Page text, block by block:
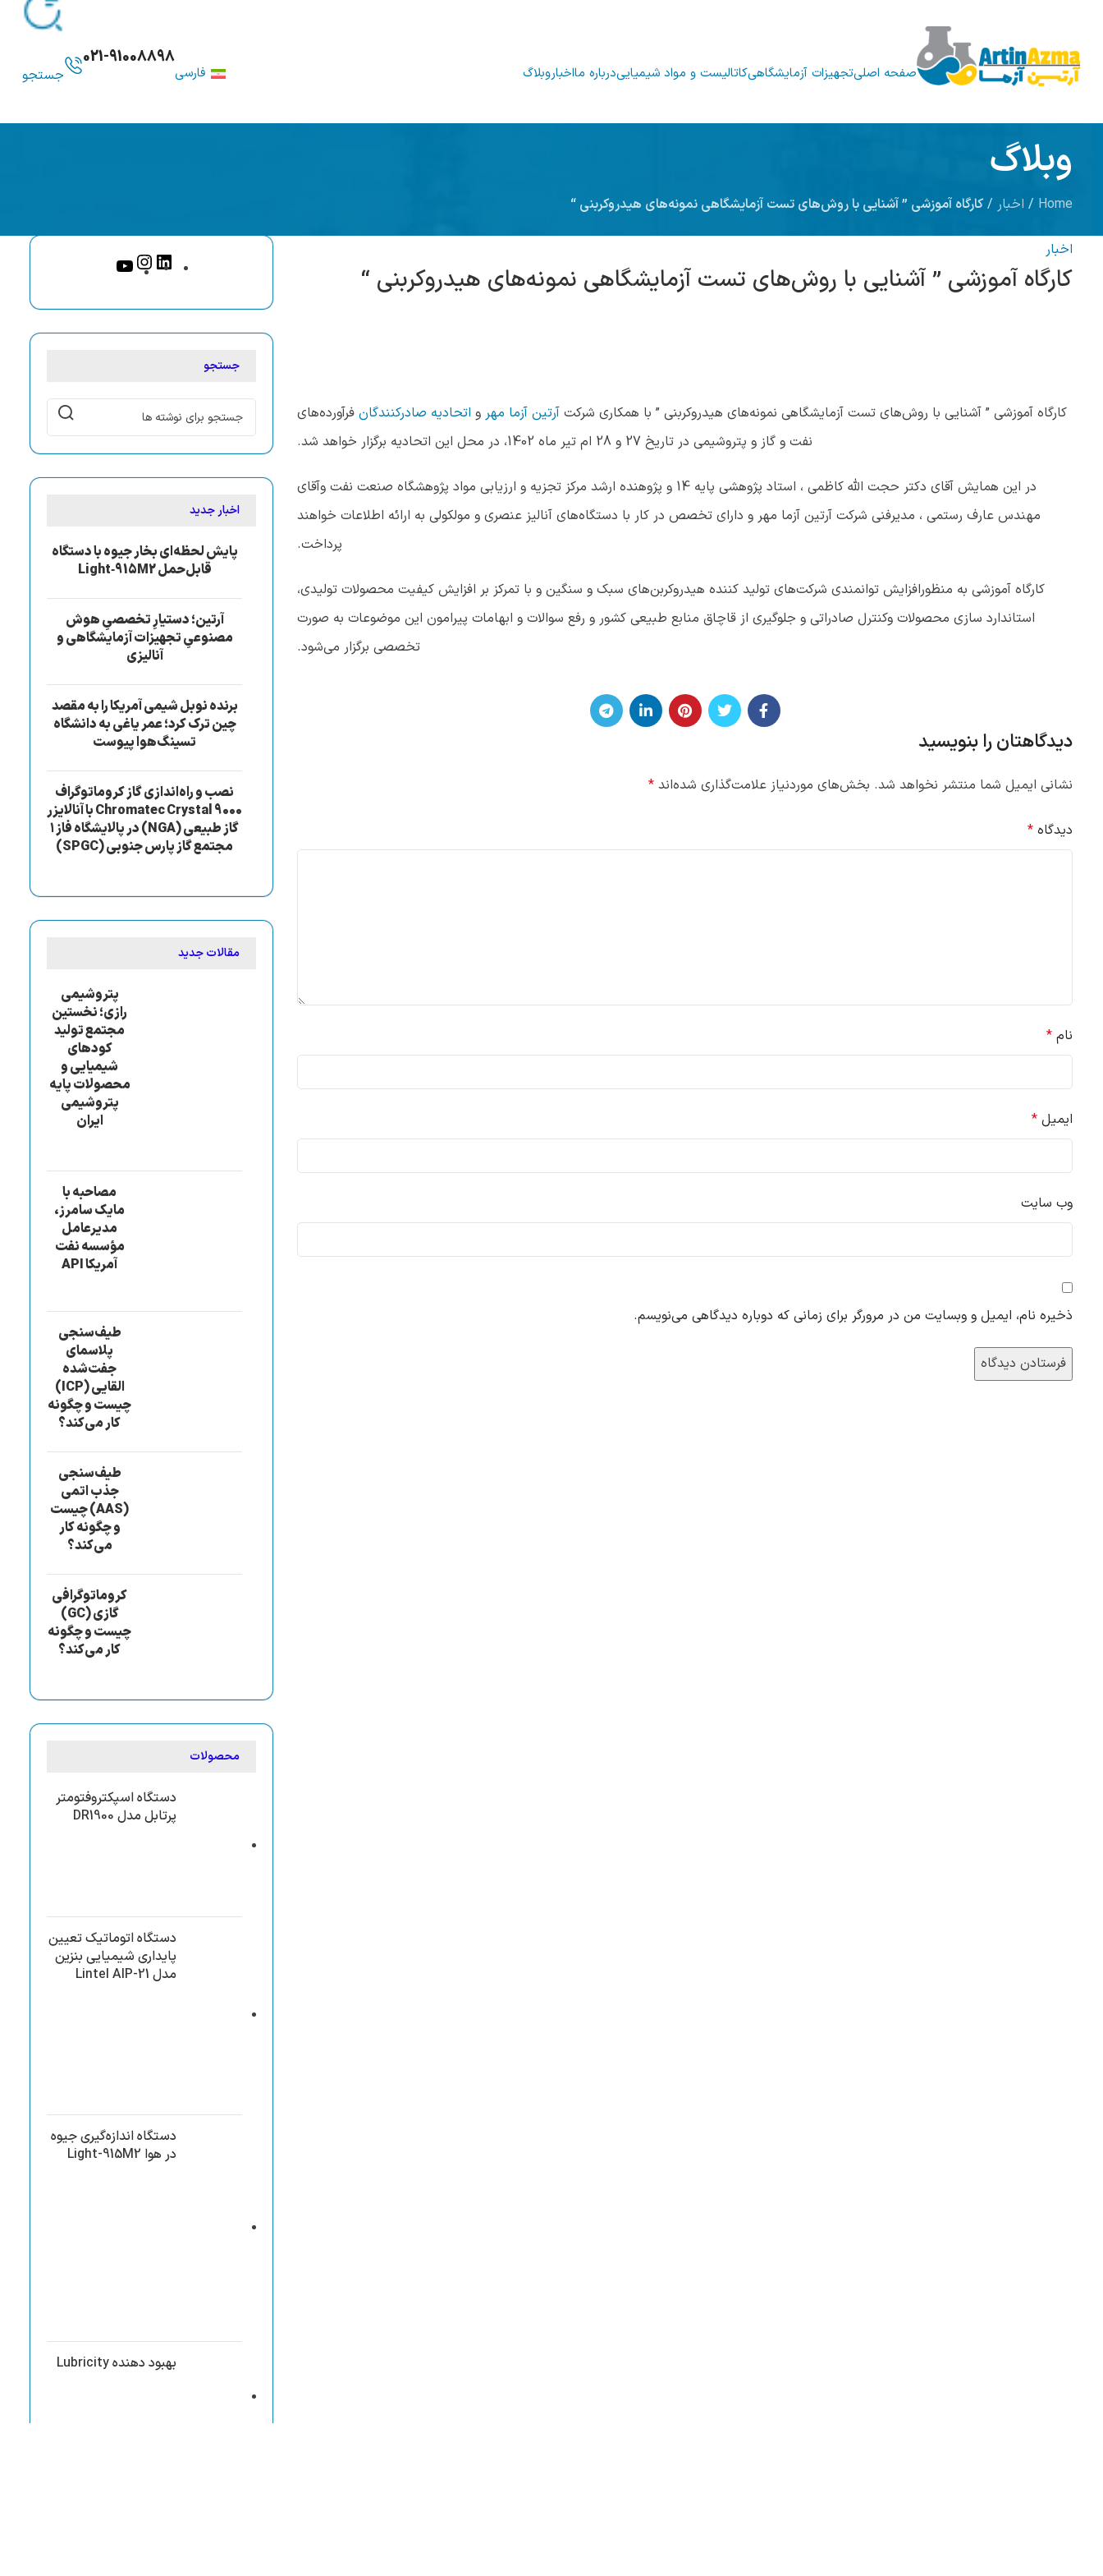
صفحه اصلیتجهیزات آزمایشگاهیکاتالیست و مواد شیمیاییدرباره مااخباروبلاگ فارسی
021-91008898
جستجو
وبلاگ
Home
/ اخبار /کارگاه آموزشی ” آشنایی با روش‌های تست آزمایشگاهی نمونه‌های هیدروکربنی “
اخبار
کارگاه آموزشی ” آشنایی با روش‌های تست آزمایشگاهی نمونه‌های هیدروکربنی “
کارگاه آموزشی ” آشنایی با روش‌های تست آزمایشگاهی نمونه‌های هیدروکربنی ” با همکاری شرکت آرتین آزما مهر و اتحادیه صادرکنندگان فرآورده‌های
نفت و گاز و پتروشیمی در تاریخ 27 و 28 ام تیر ماه 1402، در محل این اتحادیه برگزار خواهد شد.
در این همایش آقای دکتر حجت الله کاظمی ، استاد پژوهشی پایه 14 و پژوهنده ارشد مرکز تجزیه و ارزیابی مواد پژوهشگاه صنعت نفت وآقای
مهندس عارف رستمی ، مدیرفنی شرکت آرتین آزما مهر و دارای تخصص در کار با دستگاه‌های آنالیز عنصری و مولکولی به ارائه اطلاعات خواهند
پرداخت.
کارگاه آموزشی به منظورافزایش توانمندی شرکت‌های تولید کننده هیدروکربن‌های سبک و سنگین و با تمرکز بر افزایش کیفیت محصولات تولیدی،
استاندارد سازی محصولات وکنترل صادراتی و جلوگیری از قاچاق منابع طبیعی کشور و رفع سوالات و ابهامات پیرامون این موضوعات به صورت
تخصصی برگزار می‌شود.
دیدگاهتان را بنویسید
نشانی ایمیل شما منتشر نخواهد شد. بخش‌های موردنیاز علامت‌گذاری شده‌اند *
دیدگاه *
نام *
ایمیل *
وب‌ سایت
ذخیره نام، ایمیل و وبسایت من در مرورگر برای زمانی که دوباره دیدگاهی می‌نویسم.
جستجو
اخبار جدید
پایش لحظه‌ای بخار جیوه با دستگاه
قابل‌حمل Light‑915M2
آرتین؛ دستیارِ تخصصیِ هوش
مصنوعیِ تجهیزات آزمایشگاهی و
آنالیزی
برنده نوبل شیمی آمریکا را به مقصد
چین ترک کرد؛ عمر یاغی به دانشگاه
تسینگ‌هوا پیوست
نصب و راه‌اندازی گاز کروماتوگراف
Chromatec Crystal 9000 با آنالایزر
گاز طبیعی (NGA) در پالایشگاه فاز ۱
مجتمع گاز پارس جنوبی (SPGC)
مقالات جدید
پتروشیمی
رازی؛ نخستین
مجتمع تولید
کودهای
شیمیایی و
محصولات پایه
پتروشیمی
ایران
مصاحبه با
مایک سامرز،
مدیرعامل
مؤسسه نفت
آمریکا API
طیف‌سنجی
پلاسمای
جفت‌شده
القایی (ICP)
چیست و چگونه
کار می‌کند؟
طیف‌سنجی
جذب اتمی
(AAS) چیست
و چگونه کار
می‌کند؟
کروماتوگرافی
گازی (GC)
چیست و چگونه
کار می‌کند؟
محصولات
دستگاه اسپکتروفتومتر
پرتابل مدل DR1900
دستگاه اتوماتیک تعیین
پایداری شیمیایی بنزین
مدل Lintel AIP-21
دستگاه اندازه‌‌گیری جیوه
در هوا Light-915M2
بهبود دهنده Lubricity